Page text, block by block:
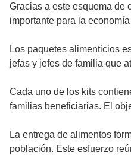
Gracias a este esquema de
importante para la
Los paquetes alimenticios
jefas y jefes de familia que
Cada uno de los kits
familias beneficiarias. El
La entrega de alimentos
población. Este esfuerzo